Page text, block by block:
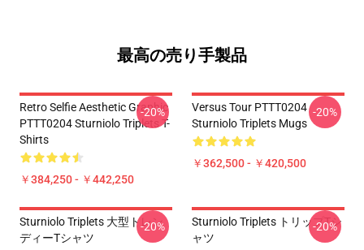
最高の売り手製品
Retro Selfie Aesthetic Graphic
PTTT0204 Sturniolo Triplets T-
Shirts
￥384,250 - ￥442,250
-20%
Versus Tour PTTT0204
Sturniolo Triplets Mugs
￥362,500 - ￥420,500
-20%
Sturniolo Triplets 大型トレン
ディーTシャツ
-20%
Sturniolo Triplets トリップTシ
ャツ
-20%